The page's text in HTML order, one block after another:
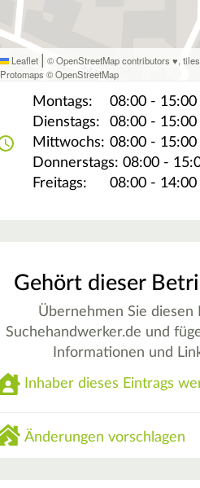
Leaflet | © OpenStreetMap contributors ♥,
Protomaps ©OpenStreetMap
Montags:
08:00 - 15:00
Dienstags:
08:00 - 15:00
Mittwochs: 08:00 - 15:00
Donnerstags: 08:00 -
Freitags:
08:00 - 14:00
Gehört dieser
Übernehmen Sie diesen
Suchehandwerker.de und
Informationen und
Inhaber dieses Eintrags
Änderungen vorschlagen